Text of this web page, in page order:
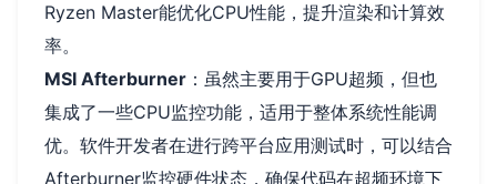
Ryzen Master能优化CPU性能，提升渲染和计算效
率。
MSI Afterburner ：虽然主要用于GPU超频，但也
集成了一些CPU监控功能，适用于整体系统性能调
优。软件开发者在进行跨平台应用测试时，可以结合
Afterburner监控硬件状态，确保代码在超频环境下